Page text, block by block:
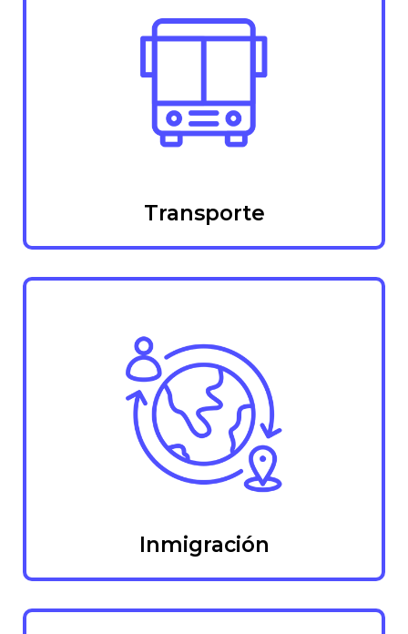
Transporte
Inmigración